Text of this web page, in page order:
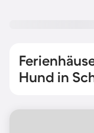
Hund in